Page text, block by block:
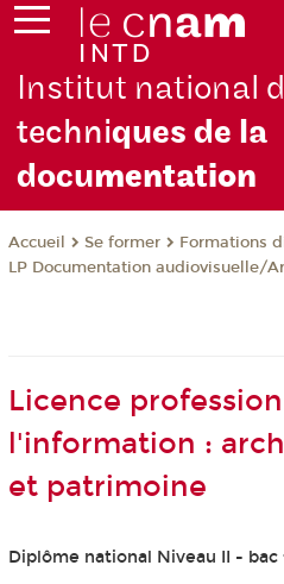
Institut national
techniques de la
documentation
Accueil Se former
Formations
LP Documentation audiovisuelle/
Licence
l'information :
et patrimoine
Diplôme national Niveau II - bac